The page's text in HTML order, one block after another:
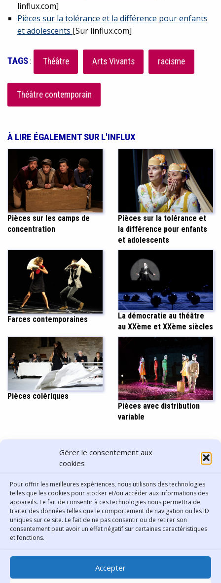
Gérer le consentement aux
cookies
Pour offrir les meilleures expériences, nous utilisons des technologies
telles que les cookies pour stocker et/ou accéder aux informations des
appareils. Le fait de consentir à ces technologies nous permettra de
traiter des données telles que le comportement de navigation ou les ID
uniques sur ce site. Le fait de ne pas consentir ou de retirer son
consentement peut avoir un effet négatif sur certaines caractéristiques
et fonctions.
Accepter
linflux.com]
Pièces sur la tolérance et la différence pour enfants
et adolescents [Sur linflux.com]
TAGS: Théâtre Arts Vivants racisme
Théâtre contemporain
À LIRE ÉGALEMENT SUR L'INFLUX
Pièces sur les camps de
concentration
Pièces sur la tolérance et
la différence pour enfants
et adolescents
Farces contemporaines
La démocratie au théâtre
au XXème et XXème siècles
Pièces colériques
Pièces avec distribution
variable
PARTAGER CET ARTICLE
Bibliothèque municipale de
Lyon